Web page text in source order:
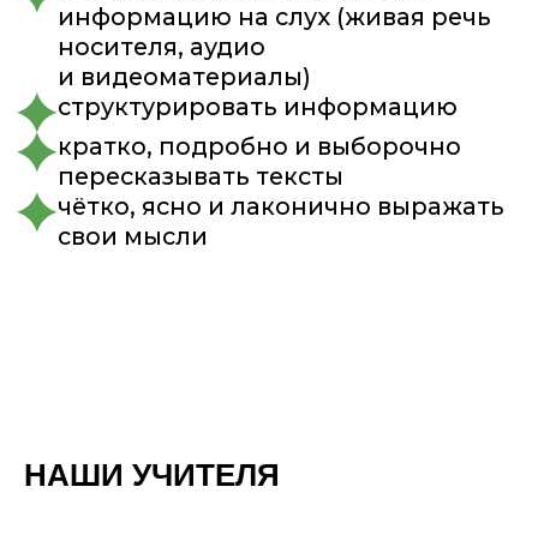
НАШИ УЧИТЕЛЯ